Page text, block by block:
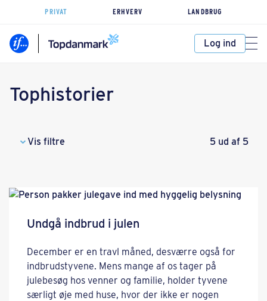
PRIVAT ERHVERV LANDBRUG
Log ind
Tophistorier
Vis filtre 5 ud af 5
Undgå indbrud i julen
December er en travl måned, desværre også for
indbrudstyvene. Mens mange af os tager på
julebesøg hos venner og familie, holder tyvene
særligt øje med huse, hvor der ikke er nogen